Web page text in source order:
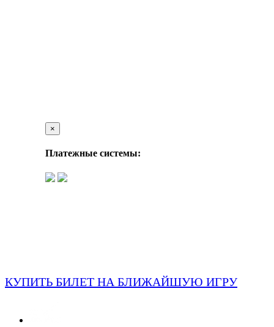
×
Платежные системы:
КУПИТЬ БИЛЕТ НА БЛИЖАЙШУЮ ИГРУ